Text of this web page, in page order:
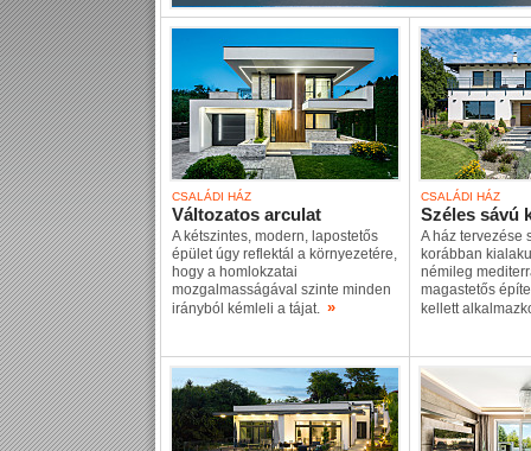
CSALÁDI HÁZ
Változatos arculat
A kétszintes, modern, lapostetős
épület úgy reflektál a környezetére,
hogy a homlokzatai
mozgalmasságával szinte minden
irányból kémleli a tájat. »
CSALÁDI HÁZ
Széles sávú
A ház tervezése
korábban
némileg
magastetős
kellett